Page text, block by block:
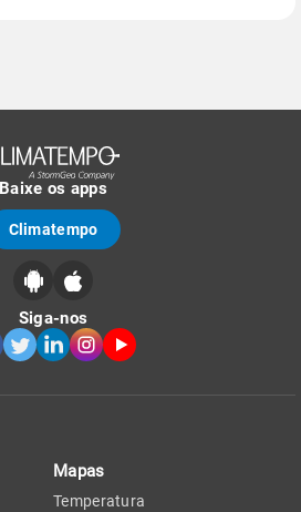
Baixe os apps
Climatempo
Siga-nos
Mapas
Temperatura